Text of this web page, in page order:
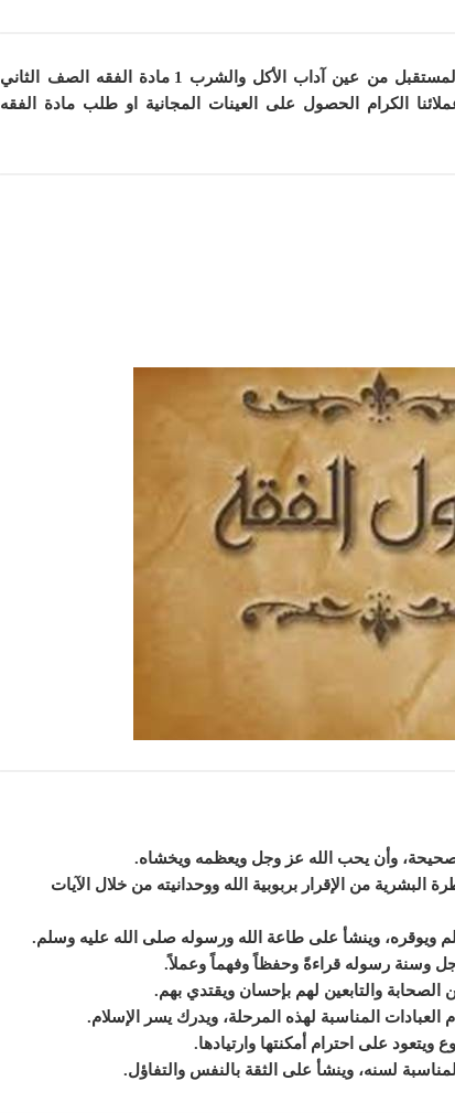
تقدم تحضير المستقبل من عين آداب الأكل والشرب 1 مادة الفقه الصف الثاني
الكرام الحصول على العينات المجانية او طلب مادة الفقه
وأن يحب الله عز وجل ويعظمه ويخشاه.
من الإقرار بربوبية الله ووحدانيته من خلال الآيات
ويوقره، وينشأ على طاعة الله ورسوله صلى الله عليه وسلم.
وجل وسنة رسوله قراءةً وحفظاً وفهماً وعملاً.
والتابعين لهم بإحسان ويقتدي بهم.
العبادات المناسبة لهذه المرحلة، ويدرك يسر الإسلام.
على احترام أمكنتها وارتيادها.
لسنه، وينشأ على الثقة بالنفس والتفاؤل.